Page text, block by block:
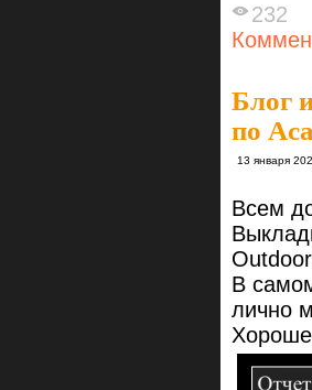
232
Блог
по
13 января
Всем
В
лично